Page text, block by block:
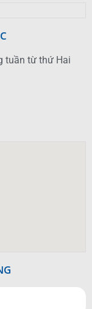
tuần từ thứ Hai